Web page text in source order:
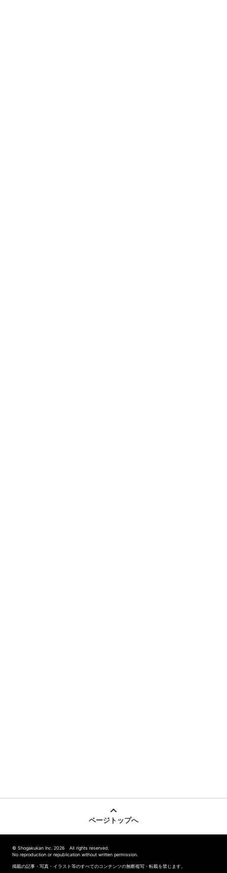
ページトップへ
© Shogakukan Inc. 2026 All rights reserved.
No reproduction or republication without written permission.
掲載の記事・写真・イラスト等のすべてのコンテンツの無断複写・転載を禁じます。